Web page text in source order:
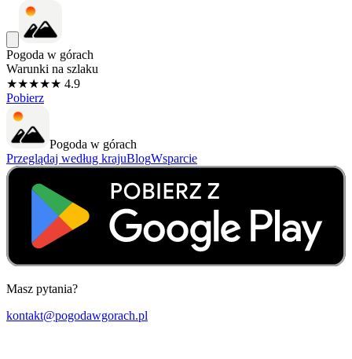
Pogoda w górach
Warunki na szlaku
★★★★★ 4.9
Pobierz
Pogoda w górach
Przeglądaj według krajuBlogWsparcie
Masz pytania?
kontakt@pogodawgorach.pl